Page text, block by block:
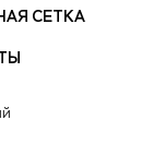
СЕТКА